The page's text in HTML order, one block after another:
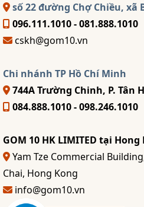
số 22 đường Chợ Chiều, xã
096.111.1010 - 081.888.1010
cskh@gom10.vn
Chi nhánh TP Hồ Chí Minh
744A Trường Chinh, P. Tân
084.888.1010 - 098.246.1010
GOM 10 HK LIMITED tại Hong
Yam Tze Commercial
Chai, Hong Kong
info@gom10.vn